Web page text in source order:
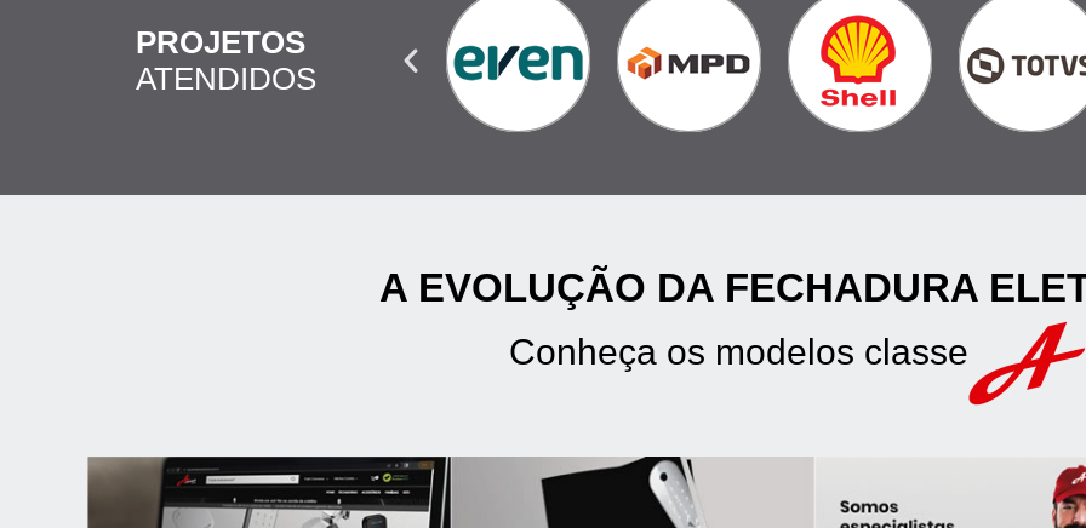
PROJETOS
ATENDIDOS
A EVOLUÇÃO DA FECHADURA
Conheça os modelos classe